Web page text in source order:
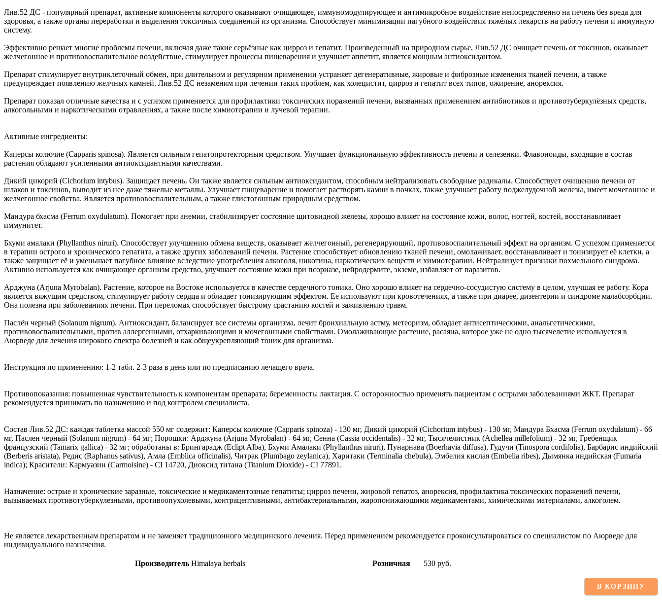
Лив.52 ДС - популярный препарат, активные компоненты которого оказывают очищающее, иммуномодулирующее и антимикробное воздействие непосредственно на печень без вреда для
здоровья, а также органы переработки и выделения токсичных соединений из организма. Способствует минимизации пагубного воздействия тяжёлых лекарств на работу печени и иммунную
систему.
Эффективно решает многие проблемы печени, включая даже такие серьёзные как цирроз и гепатит. Произведенный на природном сырье, Лив.52 ДС очищает печень от токсинов, оказывает
желчегонное и противовоспалительное воздействие, стимулирует процессы пищеварения и улучшает аппетит, является мощным антиоксидантом.
Препарат стимулирует внутриклеточный обмен, при длительном и регулярном применении устраняет дегенеративные, жировые и фиброзные изменения тканей печени, а также
предупреждает появлению желчных камней. Лив.52 ДС незаменим при лечении таких проблем, как холецистит, цирроз и гепатит всех типов, ожирение, анорексия.
Препарат показал отличные качества и с успехом применяется для профилактики токсических поражений печени, вызванных применением антибиотиков и противотуберкулёзных средств,
алкогольными и наркотическими отравлениях, а также после химиотерапии и лучевой терапии.
Активные ингредиенты:
Каперсы колючие (Capparis spinosa). Является сильным гепатопротекторным средством. Улучшает функциональную эффективность печени и селезенки. Флавоноиды, входящие в состав
растения обладают усиленными антиоксидантными качествами.
Дикий цикорий (Cichorium intybus). Защищает печень. Он также является сильным антиоксидантом, способным нейтрализовать свободные радикалы. Способствует очищению печени от
шлаков и токсинов, выводит из нее даже тяжелые металлы. Улучшает пищеварение и помогает растворять камни в почках, также улучшает работу поджелудочной железы, имеет мочегонное и
желчегонное свойства. Является противовоспалительным, а также глистогонным природным средством.
Мандура бхасма (Ferrum oxydulatum). Помогает при анемии, стабилизирует состояние щитовидной железы, хорошо влияет на состояние кожи, волос, ногтей, костей, восстанавливает
иммунитет.
Бхуми амалаки (Phyllanthus niruri). Способствует улучшению обмена веществ, оказывает желчегонный, регенерирующий, противовоспалительный эффект на организм. С успехом применяется
в терапии острого и хронического гепатита, а также других заболеваний печени. Растение способствует обновлению тканей печени, омолаживает, восстанавливает и тонизирует её клетки, а
также защищает её и уменьшает пагубное влияние вследствие употребления алкоголя, никотина, наркотических веществ и химиотерапии. Нейтрализует признаки похмельного синдрома.
Активно используется как очищающее организм средство, улучшает состояние кожи при псориазе, нейродермите, экземе, избавляет от паразитов.
Арджуна (Arjuna Myrobalan). Растение, которое на Востоке используется в качестве сердечного тоника. Оно хорошо влияет на сердечно-сосудистую систему в целом, улучшая ее работу. Кора
является вяжущим средством, стимулирует работу сердца и обладает тонизирующим эффектом. Ее используют при кровотечениях, а также при диарее, дизентерии и синдроме малабсорбции.
Она полезна при заболеваниях печени. При переломах способствует быстрому срастанию костей и заживлению травм.
Паслён черный (Solanum nigrum). Антиоксидант, балансирует все системы организма, лечит бронхиальную астму, метеоризм, обладает антисептическими, анальгетическими,
противовоспалительными, против аллергенными, отхаркивающими и мочегонными свойствами. Омолаживающие растение, расаяна, которое уже не одно тысячелетие используется в
Аюрведе для лечения широкого спектра болезней и как общеукрепляющий тоник для организма.
Инструкция по применению: 1-2 табл. 2-3 раза в день или по предписанию лечащего врача.
Противопоказания: повышенная чувствительность к компонентам препарата; беременность; лактация. С осторожностью применять пациентам с острыми заболеваниями ЖКТ. Препарат
рекомендуется принимать по назначению и под контролем специалиста.
Состав Лив.52 ДС: каждая таблетка массой 550 мг содержит: Каперсы колючие (Capparis spinoza) - 130 мг, Дикий цикорий (Cichorium intybus) - 130 мг, Мандура Бхасма (Ferrum oxydulatum) - 66
мг, Паслен черный (Solanum nigrum) - 64 мг; Порошки: Арджуна (Arjuna Myrobalan) - 64 мг, Сенна (Cassia occidentalis) - 32 мг, Тысячелистник (Achellea millefolium) - 32 мг, Гребенщик
французский (Tamarix gallica) - 32 мг; обработаны в: Брингарадж (Eclipt Alba), Бхуми Амалаки (Phyllanthus niruri), Пунарнава (Boerhavia diffusa), Гудучи (Tinospora cordifolia), Барбарис индийский
(Berberis aristata), Редис (Raphanus sativus), Амла (Emblica officinalis), Читрак (Plumbago zeylanica), Харитаки (Terminalia chebula), Эмбелия кислая (Embelia ribes), Дымянка индийская (Fumaria
indica); Красители: Кармуазин (Carmoisine) - CI 14720, Диоксид титана (Titanium Dioxide) - CI 77891.
Назначение: острые и хронические заразные, токсические и медикаментозные гепатиты; цирроз печени, жировой гепатоз, анорексия, профилактика токсических поражений печени,
вызываемых противотуберкулезными, противоопухолевыми, контрацептивными, антибактериальными, жаропонижающими медикаментами, химическими материалами, алкоголем.
Не является лекарственным препаратом и не заменяет традиционного медицинского лечения. Перед применением рекомендуется проконсультироваться со специалистом по Аюрведе для
индивидуального назначения.
ПроизводительHimalaya herbals Розничная 530 руб.
В КОРЗИНУ